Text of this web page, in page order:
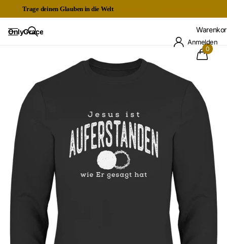
Trage deinen Glauben in die Welt
OnlyGrace
Anmelden
0